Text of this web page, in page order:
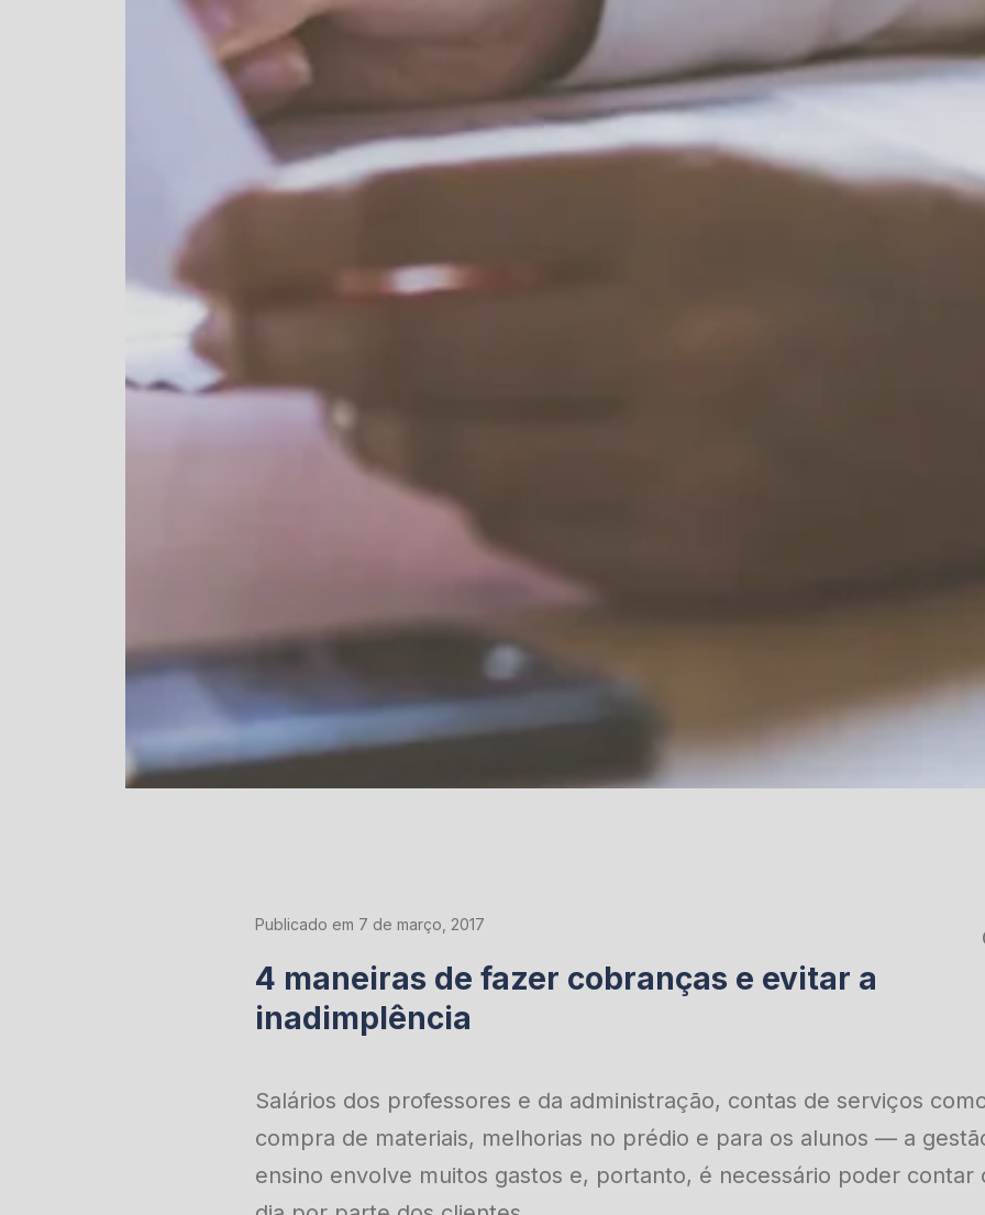
Publicado em 7 de março, 2017
4 maneiras de fazer cobranças e evitar a
inadimplência
Salários dos professores e da administração, contas de serviços
compra de materiais, melhorias no prédio e para os alunos — a
ensino envolve muitos gastos e, portanto, é necessário poder contar